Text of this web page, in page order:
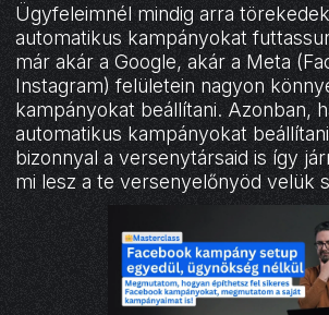
Ügyfeleimnél mindig arra
automatikus kampányokat
már akár a Google, akár a Meta
Instagram) felületein nagyon
kampányokat beállítani. Azonban,
automatikus kampányokat
bizonnyal a versenytársaid is így
mi lesz a te versenyelőnyöd velük